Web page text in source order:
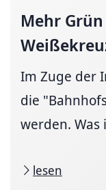
Mehr
Im Zuge der
die
werden. Was
lesen